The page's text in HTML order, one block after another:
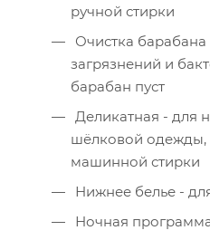
ручной стирки
Очистка
загрязнений и
барабан пуст
Деликатная - для
шёлковой одежды,
машинной стирки
Нижнее белье -
Ночная